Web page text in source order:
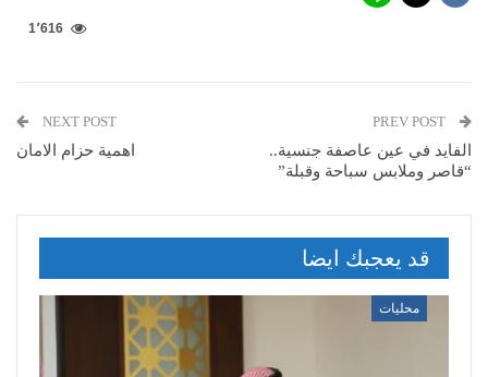
1٬616
الفايد في عين عاصفة جنسية..
“قاصر وملابس سباحة وقبلة”
NEXT POST
اهمية حزام الامان
قد يعجبك ايضا
محليات